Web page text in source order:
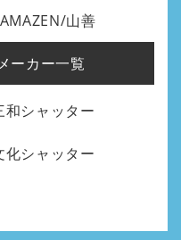
山善
ーカー一覧
和シャッター
化シャッター